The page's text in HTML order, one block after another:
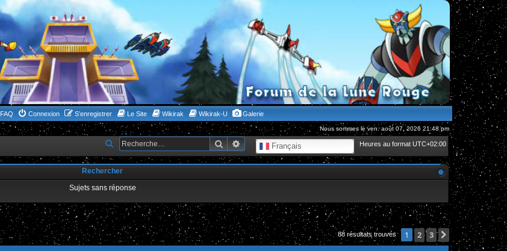
FAQ Connexion S’enregistrer Le Site Wikirak Wikirak-U Galerie
Nous sommes le ven. août 07, 2026 21:48 pm
Heures au format UTC+02:00
Français
RechercherRecherche avancée
e
c
h
e
r
h
Rechercher
Sujets sans réponse
88 résultats trouvés 1 2 3 Suivante